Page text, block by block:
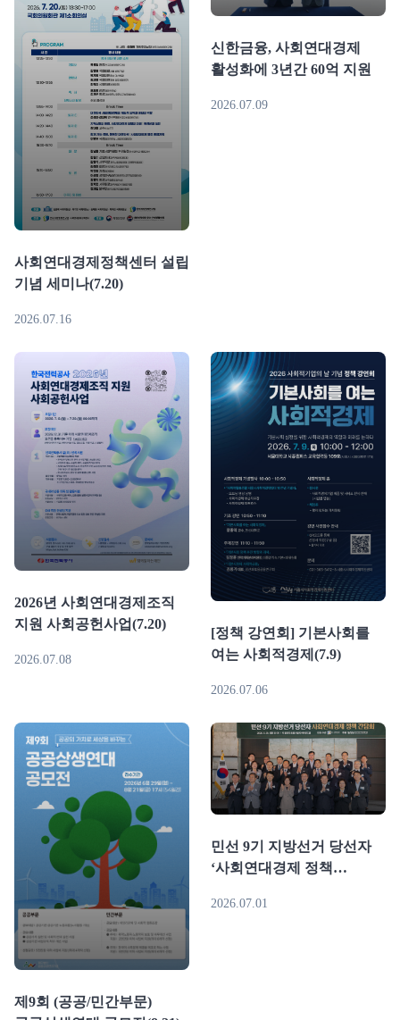
사회연대경제정책센터 설립
기념 세미나(7.20)
2026.07.16
신한금융, 사회연대경제
활성화에 3년간 60억 지원
2026.07.09
2026년 사회연대경제조직
지원 사회공헌사업(7.20)
2026.07.08
[정책 강연회] 기본사회를
여는 사회적경제(7.9)
2026.07.06
제9회 (공공/민간부문)
민선 9기 지방선거 당선자
‘사회연대경제 정책
2026.07.01